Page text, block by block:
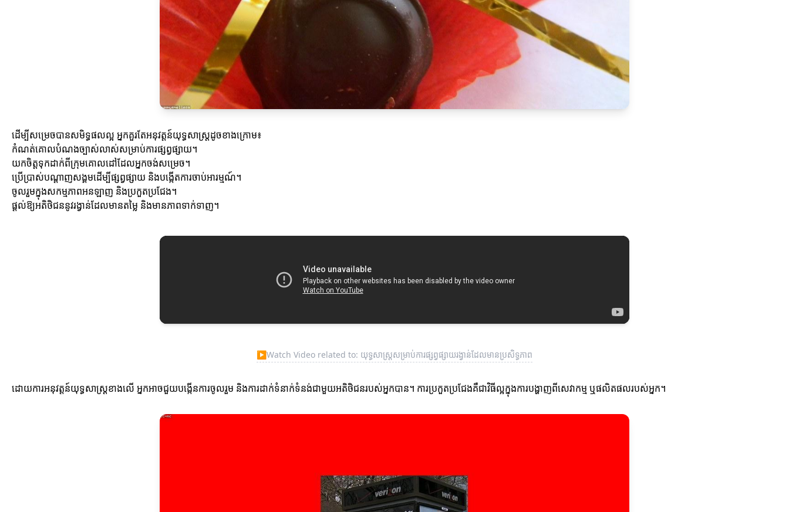
ដើម្បីសម្រេចបានសមិទ្ធផលល្អ អ្នកគួរតែអនុវត្តន៍យុទ្ធសាស្ត្រដូចខាងក្រោម៖
កំណត់គោលបំណងច្បាស់លាស់សម្រាប់ការផ្សព្វផ្សាយ។
យកចិត្តទុកដាក់ពីក្រុមគោលដៅដែលអ្នកចង់សម្រេច។
ប្រើប្រាស់បណ្តាញសង្គមដើម្បីផ្សព្វផ្សាយ និងបង្កើតការចាប់អារម្មណ៍។
ចូលរួមក្នុងសកម្មភាពអនឡាញ និងប្រកួតប្រជែង។
ផ្តល់ឱ្យអតិថិជននូវរង្វាន់ដែលមានតម្លៃ និងមានភាពទាក់ទាញ។
▶Watch Video related to: យុទ្ធសាស្ត្រសម្រាប់ការផ្សព្វផ្សាយរង្វាន់ដែលមានប្រសិទ្ធភាព
ដោយការអនុវត្តន៍យុទ្ធសាស្ត្រខាងលើ អ្នកអាចជួយបង្កើនការចូលរួម និងការដាក់ទំនាក់ទំនង់ជាមួយអតិថិជនរបស់អ្នកបាន។ ការប្រកួតប្រជែងគឺជាវិធីល្អក្នុងការបង្ហាញពីសេវាកម្ម ឬផលិតផលរបស់អ្នក។